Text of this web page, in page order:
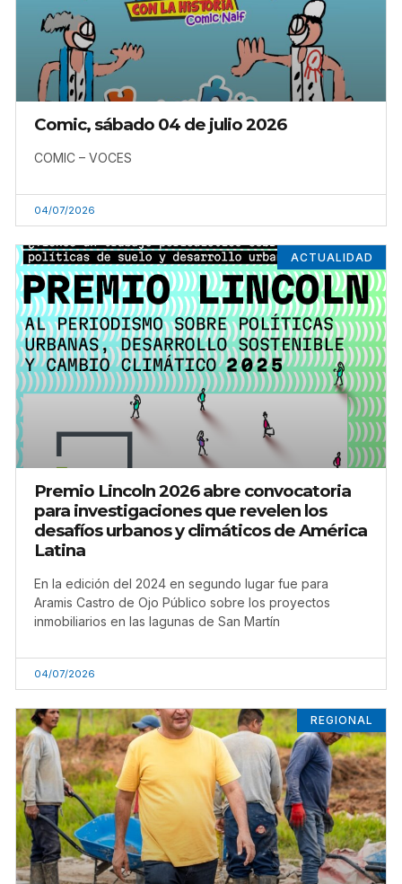
Comic, sábado 04 de julio 2026
COMIC – VOCES
04/07/2026
ACTUALIDAD
Premio Lincoln 2026 abre convocatoria
para investigaciones que revelen los
desafíos urbanos y climáticos de América
Latina
En la edición del 2024 en segundo lugar fue para
Aramis Castro de Ojo Público sobre los proyectos
inmobiliarios en las lagunas de San Martín
04/07/2026
REGIONAL